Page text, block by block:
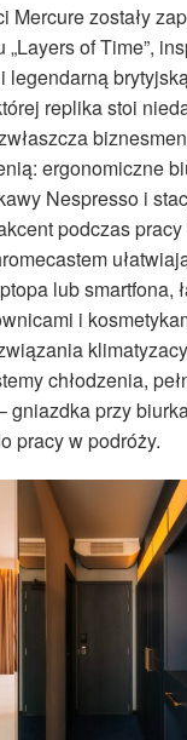
Mercure zostały
„Layers of Time”,
legendarną
replika stoi
ergonomiczne
Nespresso i
podczas
lub smartfona,
i
chłodzenia,
gniazdka przy
pracy w podróży.